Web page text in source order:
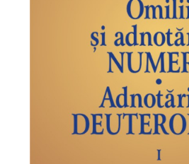
Practic. Casă și Grădina
Știință și Tehnologie